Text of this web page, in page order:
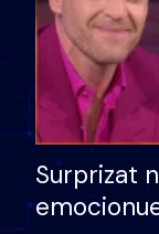
Surprizat